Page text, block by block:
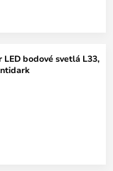
LED bodové svetlá L33,